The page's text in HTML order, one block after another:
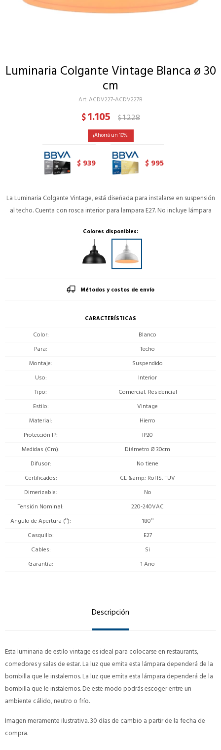
Luminaria Colgante Vintage Blanca ø 30
cm
ACDV227-ACDV227B
$1.105 $1.228
10
$ 939 $ 995
La Luminaria Colgante Vintage, está diseñada para instalarse en suspensión
al techo. Cuenta con rosca interior para lampara E27. No incluye lámpara
Colores disponibles:
Métodos y costos de envío
CARACTERÍSTICAS
Color
Blanco
Para
Techo
Montaje
Suspendido
Uso
Interior
Tipo
Comercial, Residencial
Estilo
Vintage
Material
Hierro
Protección IP
IP20
Medidas (Cm)
Diámetro Ø 30cm
Difusor
No tiene
Certificados
CE &amp; RoHS, TUV
Dimerizable
No
Tensión Nominal
220-240VAC
Angulo de Apertura (º)
180º
Casquillo
E27
Cables
Si
Garantía
1 Año
Descripción
Esta luminaria de estilo vintage es ideal para colocarse en restaurants,
comedores y salas de estar. La luz que emita esta lámpara dependerá de la
bombilla que le instalemos. La luz que emita esta lámpara dependerá de la
bombilla que le instalemos. De este modo podrás escoger entre un
ambiente cálido, neutro o frío.
Imagen meramente ilustrativa. 30 días de cambio a partir de la fecha de
compra.